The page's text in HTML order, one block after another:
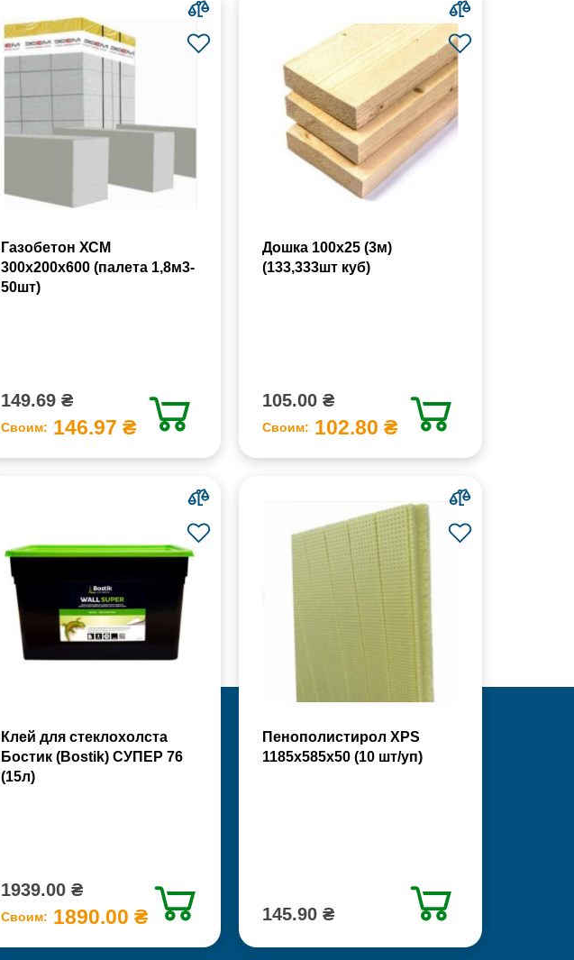
Газобетон ХСМ
300x200x600 (палета 1,8м3-
50шт)
149.69 ₴
Своим: 146.97 ₴
Дошка 100х25 (3м)
(133,333шт куб)
105.00 ₴
Своим: 102.80 ₴
Клей для стеклохолста
Бостик (Bostik) СУПЕР 76
(15л)
1939.00 ₴
Своим: 1890.00 ₴
Пенополистирол XPS
1185х585х50 (10 шт/уп)
145.90 ₴